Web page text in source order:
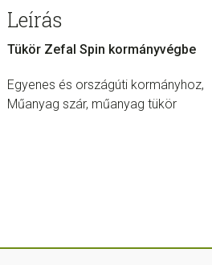
Leírás
Tükör Zefal Spin kormányvégbe
Egyenes és országúti kormányhoz,
Műanyag szár, műanyag tükör